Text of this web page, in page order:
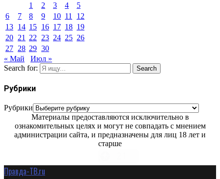
1
2 3 4
5
6
7 8 9 10 11
12
13 14 15 16 17 18 19
20 21 22 23 24 25 26
27 28 29 30
« Май
Июл »
Search for:
Search
Рубрики
Рубрики
Материалы предоставляются исключительно в
ознакомительных целях и могут не совпадать с мнением
администрации сайта, и предназначены для лиц 18 лет и
старше
Правда-ТВ.ru